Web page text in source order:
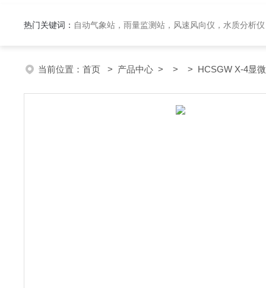
热门关键词： 自动气象站，雨量监测站，风速风向仪，水质分析
当前位置： 首页 > 产品中心 > > > HCSGW X-4显微